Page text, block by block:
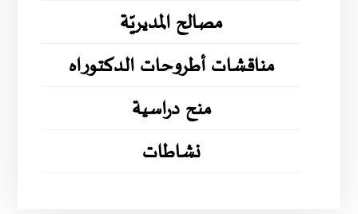
مصالح المديريّة
مناقشات أطروحات الدكتوراه
منح دراسية
نشاطات